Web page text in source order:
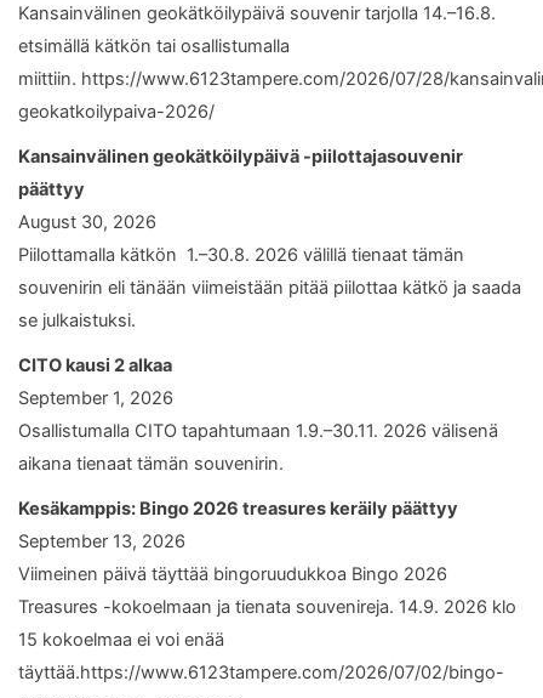
Kansainvälinen geokätköilypäivä souvenir tarjolla 14.–16.8.
etsimällä kätkön tai osallistumalla
miittiin. https://www.6123tampere.com/2026/07/28/
geokatkoilypaiva-2026/
Kansainvälinen geokätköilypäivä -piilottajasouvenir
päättyy
August 30, 2026
Piilottamalla kätkön 1.–30.8. 2026 välillä tienaat tämän
souvenirin eli tänään viimeistään pitää piilottaa kätkö ja saada
se julkaistuksi.
CITO kausi 2 alkaa
September 1, 2026
Osallistumalla CITO tapahtumaan 1.9.–30.11. 2026 välisenä
aikana tienaat tämän souvenirin.
Kesäkamppis: Bingo 2026 treasures keräily päättyy
September 13, 2026
Viimeinen päivä täyttää bingoruudukkoa Bingo 2026
Treasures -kokoelmaan ja tienata souvenireja. 14.9. 2026 klo
15 kokoelmaa ei voi enää
täyttää.https://www.6123tampere.com/2026/07/02/bingo-